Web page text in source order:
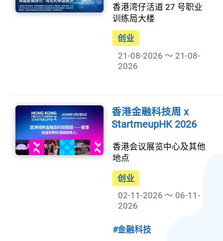
香港湾仔活道 27 号职业
训练局大楼
创业
21-08-2026 ～ 21-08-
2026
香港金融科技周 x
StartmeupHK 2026
香港会议展览中心及其他
地点
创业
02-11-2026 ～ 06-11-
2026
#金融科技